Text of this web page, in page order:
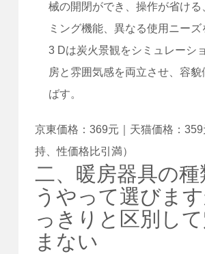
械の開閉ができ、操作が省ける
ミング機能、異なる使用ニーズ
3 Dは炭火景観をシミュレーシ
房と雰囲気感を両立させ、容貌
ばす。
京東価格：369元｜天猫価格：
持、性価格比引満）
二、暖房器具の
うやって選びま
っきりと区別し
まない